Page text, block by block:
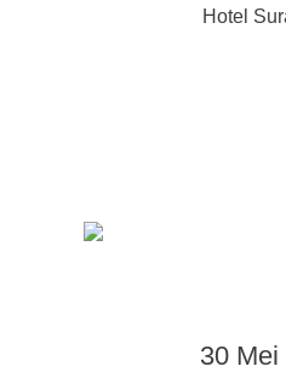
Hotel
30 Mei